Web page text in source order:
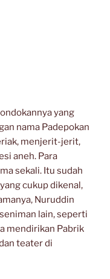
yang
nama Padepokan
menjerit-jerit,
aneh. Para
sekali. Itu sudah
cukup dikenal,
Nuruddin
lain, seperti
mendirikan Pabrik
teater di